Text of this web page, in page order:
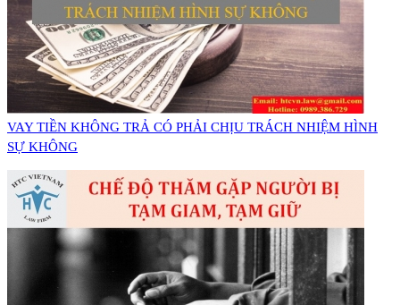
VAY TIỀN KHÔNG TRẢ CÓ PHẢI CHỊU TRÁCH NHIỆM HÌNH
SỰ KHÔNG